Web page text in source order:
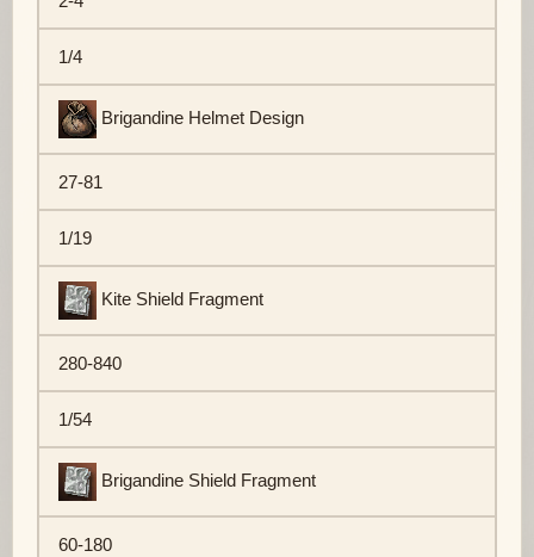
1/4
Brigandine Helmet Design
27-81
1/19
Kite Shield Fragment
280-840
1/54
Brigandine Shield Fragment
60-180